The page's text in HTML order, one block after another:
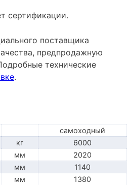
сертификации.
поставщика
предпродажную
технические
.
самоходный
кг
6000
мм
2020
мм
1140
мм
1380